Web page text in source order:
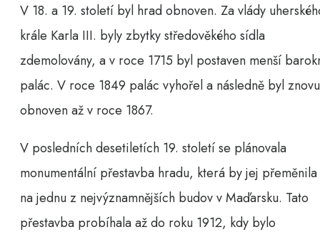
V 18. a 19. století byl hrad obnoven. Za vlády
krále Karla III. byly zbytky středověkého sídla
zdemolovány, a v roce 1715 byl postaven menší
palác. V roce 1849 palác vyhořel a následně byl znovu
obnoven až v roce 1867.
V posledních desetiletích 19. století se plánovala
monumentální přestavba hradu, která by jej přeměnila
na jednu z nejvýznamnějších budov v Maďarsku. Tato
přestavba probíhala až do roku 1912, kdy bylo